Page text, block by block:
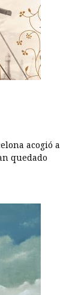
acogió a
quedado